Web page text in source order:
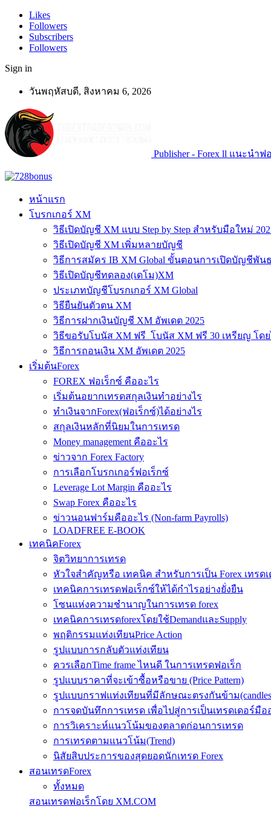
Likes
Followers
Subscribers
Followers
Sign in
วันพฤหัสบดี, สิงหาคม 6, 2026
Publisher - Forex ll แนะนำ
หน้าแรก
โบรกเกอร์ XM
วิธีเปิดบัญชี XM แบบ Step by Step สำหรับมือใหม่
วิธีเปิดบัญชี XM เพิ่มหลายบัญชี
วิธีการสมัคร IB XM Global ขั้นตอนการเปิดบัญชีพันธ
วิธีเปิดบัญชีทดลอง(เดโม)XM
ประเภทบัญชีโบรกเกอร์ XM Global
วิธียืนยันตัวตน XM
วิธีการฝากเงินบัญชี XM อัพเดต 2025
วิธีขอรับโบนัส XM ฟรี โบนัส XM ฟรี 30 เหรียญ โดย
วิธีการถอนเงิน XM อัพเดต 2025
เริ่มต้นForex
FOREX ฟอเร็กซ์ คืออะไร
เริ่มต้นอยากเทรดสกุลเงินทำอย่างไร
ทำเงินจากForex(ฟอเร็กซ์)ได้อย่างไร
สกุลเงินหลักที่นิยมในการเทรด
Money management คืออะไร
ข่าวจาก Forex Factory
การเลือกโบรกเกอร์ฟอเร็กซ์
Leverage Lot Margin คืออะไร
Swap Forex คืออะไร
ข่าวนอนฟาร์มคืออะไร (Non-farm Payrolls)
LOADFREE E-BOOK
เทคนิคForex
จิตวิทยาการเทรด
หัวใจสำคัญหรือ เทคนิค สำหรับการเป็น Forex เทรดเ
เทคนิคการเทรดฟอเร็กซ์ให้ได้กำไรอย่างยั่งยืน
โซนแห่งความชำนาญในการเทรด forex
เทคนิคการเทรดforexโดยใช้DemandและSupply
พฤติกรรมแท่งเทียนPrice Action
รูปแบบการกลับตัวแท่งเทียน
ควรเลือกTime frame ไหนดี ในการเทรดฟอเร็ก
รูปแบบราคาที่จะเข้าซื้อหรือขาย (Price Pattern)
รูปแบบกราฟแท่งเทียนที่มีลักษณะตรงกันข้าม
การจดบันทึกการเทรด เพื่อไปสู่การเป็นเทรดเดอร์มื
การวิเคราะห์แนวโน้มของตลาดก่อนการเทรด
การเทรดตามแนวโน้ม(Trend)
นิสัยสิบประการของสุดยอดนักเทรด Forex
สอนเทรดForex
ทั้งหมด
สอนเทรดฟอเร็กโดย XM.COM